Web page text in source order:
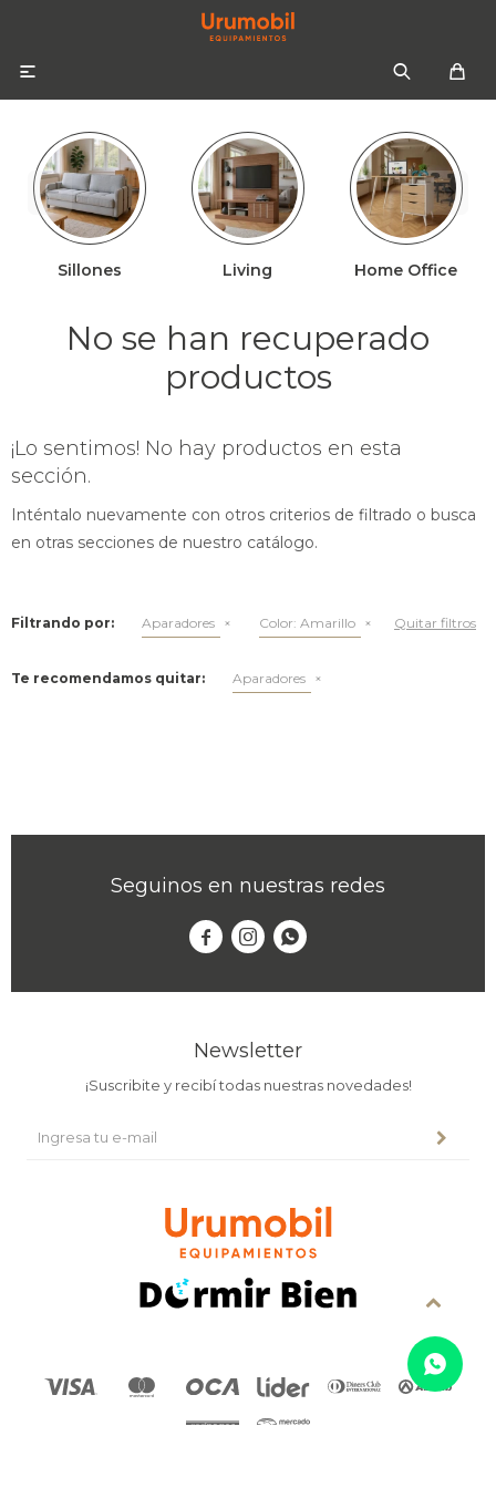

Sillones Living Home Office
No se han recuperado
productos
¡Lo sentimos! No hay productos en esta
sección.
Inténtalo nuevamente con otros criterios de filtrado o busca
en otras secciones de nuestro catálogo.
Filtrando por: Aparadores Color: Amarillo Quitar filtros
Te recomendamos quitar: Aparadores
Seguinos en nuestras redes
  
Newsletter
¡Suscribite y recibí todas nuestras novedades!
Colchones
Mesas de luz